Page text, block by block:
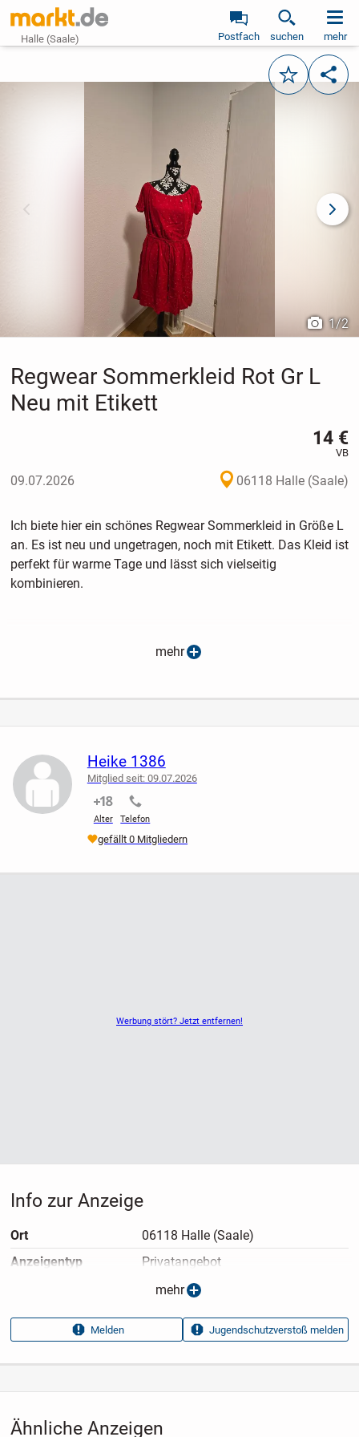
Halle (Saale) Postfach suchen mehr
Merken
vorheriges Bild
1/2
Regwear Sommerkleid Rot Gr L
Neu mit Etikett
14 €
VB
09.07.2026 06118 Halle (Saale)
Ich biete hier ein schönes Regwear Sommerkleid in Größe L
an. Es ist neu und ungetragen, noch mit Etikett. Das Kleid ist
perfekt für warme Tage und lässt sich vielseitig
kombinieren.
* Farbe: Rot mit zartem Blumenmuster
* Material: Leicht und luftig
mehr
Werbung stört? Jetzt entfernen!
Ähnliche Anzeigen
Heike 1386
Mitglied seit: 09.07.2026
Alter
nicht verifiziert
Telefon
nicht verifiziert
gefällt 0 Mitgliedern
Info zur Anzeige
Ort
06118 Halle (Saale)
Anzeigen­typ
Privatangebot
09.07.2026
Anzeigen­kennung
ae6e6fef
Aufrufe dieser
26
Damenkleidung›Kleider›
mehr
Melden Jugendschutzverstoß melden